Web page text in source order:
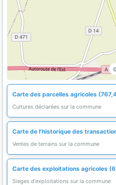
Carte des parcelles agricoles
Cultures déclarées sur la commune
Carte de l'historique des
Ventes de terrains sur la commune
Carte des exploitations agricoles
Sieges d'exploitations sur la commune